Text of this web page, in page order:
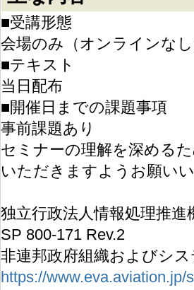
■受講形態
会場のみ（オンラインなし
■テキスト
当日配布
■開催日までの課題事項
事前課題あり
セミナーの理解を深める
いただきますようお願いい
独立行政法人情報処理推
SP 800-171 Rev.2
非連邦政府組織およびシ
https://www.eva.aviation.jp/